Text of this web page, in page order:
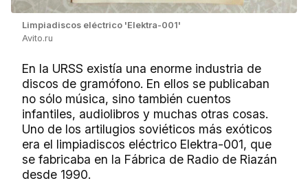
Limpiadiscos eléctrico 'Elektra-001'
Avito.ru
En la URSS existía una enorme industria de
discos de gramófono. En ellos se publicaban
no sólo música, sino también cuentos
infantiles, audiolibros y muchas otras cosas.
Uno de los artilugios soviéticos más exóticos
era el limpiadiscos eléctrico Elektra-001, que
se fabricaba en la Fábrica de Radio de Riazán
desde 1990.